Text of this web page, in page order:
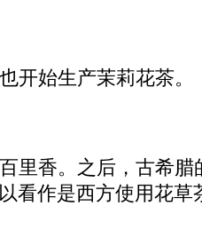
开始生产茉莉花茶。
里香。之后，古希
看作是西方使用花草